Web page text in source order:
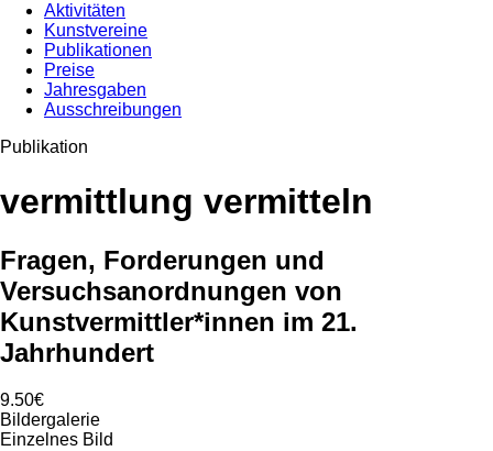
Aktivitäten
Kunstvereine
Publikationen
Preise
Jahresgaben
Ausschreibungen
Publikation
vermittlung vermitteln
Fragen, Forderungen und
Versuchsanordnungen von
Kunstvermittler*innen im 21.
Jahrhundert
9.50€
Bildergalerie
Einzelnes Bild